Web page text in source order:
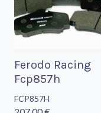
Ferodo Racing
Fcp857h
FCP857H